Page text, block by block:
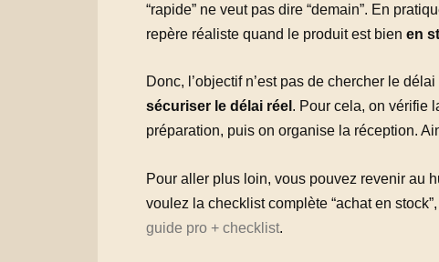
“rapide” ne veut pas dire “demain”. En
repère réaliste quand le produit est bien en
Donc, l’objectif n’est pas de chercher le
sécuriser le délai réel . Pour cela, on vérifie
préparation, puis on organise la réception.
Pour aller plus loin, vous pouvez revenir au
voulez la checklist complète “achat en
guide pro + checklist.